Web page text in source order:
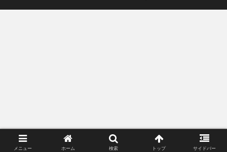
メニュー ホーム 検索 トップ サイドバー